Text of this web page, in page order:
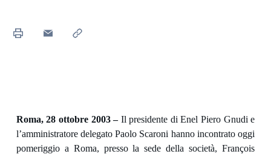
Roma, 28 ottobre 2003 –Il presidente di Enel Piero Gnudi e
l’amministratore delegato Paolo Scaroni hanno incontrato oggi
pomeriggio a Roma, presso la sede della società, François